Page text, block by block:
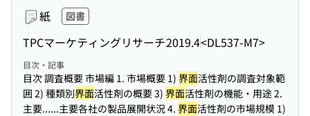
紙 図書
TPCマーケティングリサーチ2019.4<DL537-M7>
目次・記事
目次 調査概要 市場編 1. 市場概要 1) 界面活性剤の調査対象範
囲 2) 種類別界面活性剤の概要 3) 界面活性剤の機能・用途 2.
主要......主要各社の製品展開状況 4. 界面活性剤の市場規模 1)